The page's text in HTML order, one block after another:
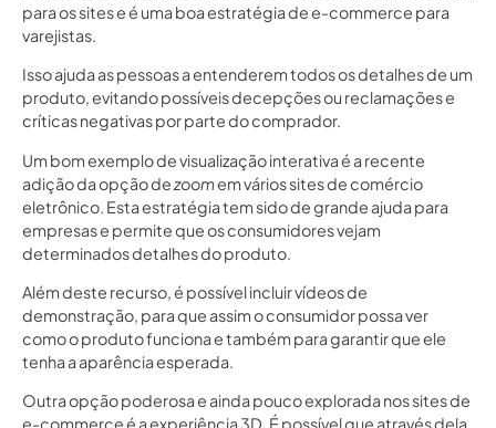
para os sites e é uma boa estratégia de e-commerce para
varejistas.
Isso ajuda as pessoas a entenderem todos os detalhes de um
produto, evitando possíveis decepções ou reclamações e
críticas negativas por parte do comprador.
Um bom exemplo de visualização interativa é a recente
adição da opção dezoomem vários sites de comércio
eletrônico. Esta estratégia tem sido de grande ajuda para
empresas e permite que os consumidores vejam
determinados detalhes do produto.
Além deste recurso, é possível incluir vídeos de
demonstração, para que assim o consumidor possa ver
como o produto funciona e também para garantir que ele
tenha a aparência esperada.
Outra opção poderosa e ainda pouco explorada nos sites de
e-commerce é a experiência 3D. É possível que através dela,